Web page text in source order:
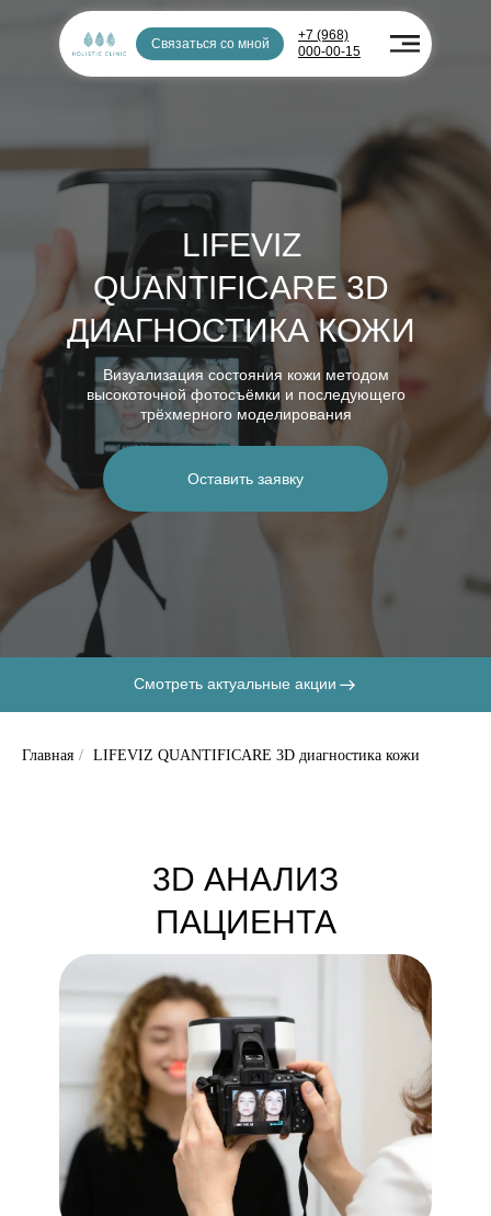
Связаться со мной
+7 (968)
000-00-15
LIFEVIZ
QUANTIFICARE 3D
ДИАГНОСТИКА КОЖИ
Визуализация состояния кожи методом
высокоточной фотосъёмки и последующего
трёхмерного моделирования
Оставить заявку
Смотреть актуальные акции
Главная / LIFEVIZ QUANTIFICARE 3D диагностика кожи
3D АНАЛИЗ
ПАЦИЕНТА